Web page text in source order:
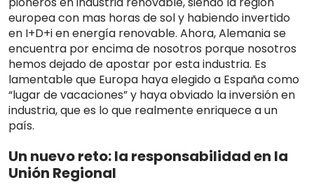
europea con mas horas de sol y habiendo invertido
en I+D+i en energía renovable. Ahora, Alemania se
encuentra por encima de nosotros porque nosotros
hemos dejado de apostar por esta industria. Es
lamentable que Europa haya elegido a España como
“lugar de vacaciones” y haya obviado la inversión en
industria, que es lo que realmente enriquece a un
país.
Un nuevo reto: la responsabilidad en la
Unión Regional